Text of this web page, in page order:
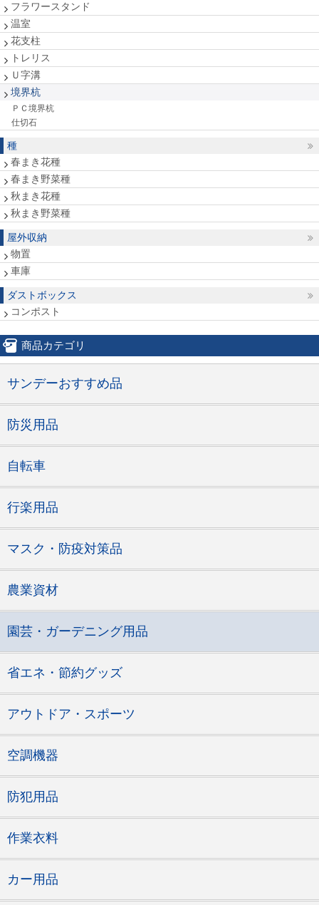
フラワースタンド
温室
花支柱
トレリス
Ｕ字溝
境界杭
ＰＣ境界杭
仕切石
種
春まき花種
春まき野菜種
秋まき花種
秋まき野菜種
屋外収納
物置
車庫
ダストボックス
コンポスト
商品カテゴリ
サンデーおすすめ品
防災用品
自転車
行楽用品
マスク・防疫対策品
農業資材
園芸・ガーデニング用品
省エネ・節約グッズ
アウトドア・スポーツ
空調機器
防犯用品
作業衣料
カー用品